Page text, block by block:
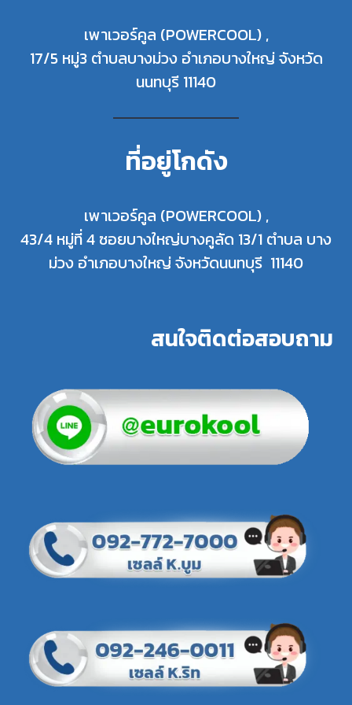
เพาเวอร์คูล (POWERCOOL) ,
17/5 หมู่3 ตำบลบางม่วง อำเภอบางใหญ่ จังหวัด
นนทบุรี 11140
ที่อยู่โกดัง
เพาเวอร์คูล (POWERCOOL) ,
43/4 หมู่ที่ 4 ซอยบางใหญ่บางคูลัด 13/1 ตำบล บาง
ม่วง อำเภอบางใหญ่ จังหวัดนนทบุรี 11140
สนใจติดต่อสอบถาม